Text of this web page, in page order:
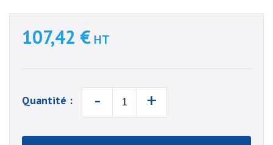
107,42 € HT
Quantité : - +